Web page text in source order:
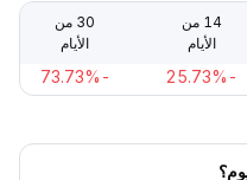
14 من
الأيام
30 من
الأيام
-25.73%
-73.73%